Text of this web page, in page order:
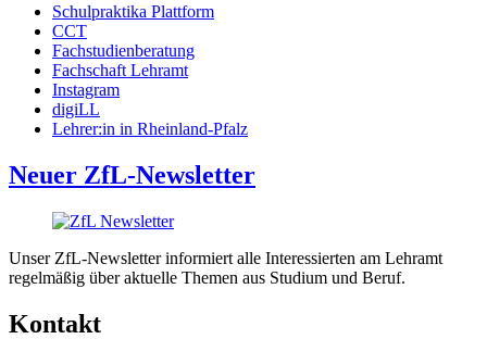
Schulpraktika Plattform
CCT
Fachstudienberatung
Fachschaft Lehramt
Instagram
digiLL
Lehrer:in in Rheinland-Pfalz
Neuer ZfL-Newsletter
Unser ZfL-Newsletter informiert alle Interessierten am Lehramt
regelmäßig über aktuelle Themen aus Studium und Beruf.
Kontakt